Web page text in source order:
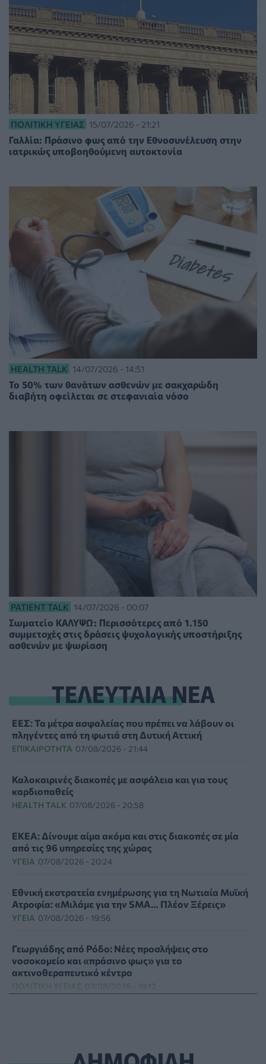
ΠΟΛΙΤΙΚΉ ΥΓΕΊΑΣ 15/07/2026 - 21:21
Γαλλία: Πράσινο φως από την Εθνοσυνέλευση στην
ιατρικώς υποβοηθούμενη αυτοκτονία
HEALTH TALK 14/07/2026 - 14:51
Το 50% των θανάτων ασθενών με σακχαρώδη
διαβήτη οφείλεται σε στεφανιαία νόσο
PATIENT TALK 14/07/2026 - 00:07
Σωματείο ΚΑΛΥΨΩ: Περισσότερες από 1.150
συμμετοχές στις δράσεις ψυχολογικής υποστήριξης
ασθενών με ψωρίαση
ΤΕΛΕΥΤΑΙΑ ΝΕΑ
ΕΕΣ: Τα μέτρα ασφαλείας που πρέπει να λάβουν οι
πληγέντες από τη φωτιά στη Δυτική Αττική
ΕΠΙΚΑΙΡΌΤΗΤΑ 07/08/2026 - 21:44
Καλοκαιρινές διακοπές με ασφάλεια και για τους
καρδιοπαθείς
HEALTH TALK 07/08/2026 - 20:58
ΕΚΕΑ: Δίνουμε αίμα ακόμα και στις διακοπές σε μία
από τις 96 υπηρεσίες της χώρας
ΥΓΕΊΑ 07/08/2026 - 20:24
Εθνική εκστρατεία ενημέρωσης για τη Νωτιαία Μυϊκή
Ατροφία: «Μιλάμε για την SMA… Πλέον Ξέρεις»
ΥΓΕΊΑ 07/08/2026 - 19:56
Γεωργιάδης από Ρόδο: Νέες προσλήψεις στο
νοσοκομείο και «πράσινο φως» για το
ακτινοθεραπευτικό κέντρο
ΠΟΛΙΤΙΚΉ ΥΓΕΊΑΣ 07/08/2026 - 19:12